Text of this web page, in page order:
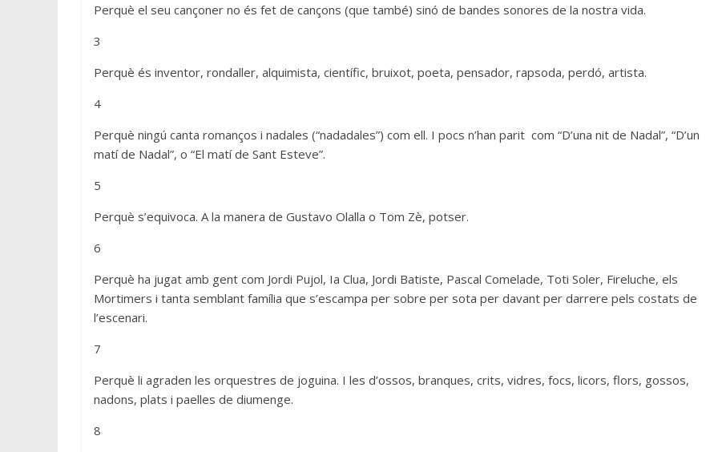
Perquè el seu cançoner no és fet de cançons (que també) sinó de bandes sonores de la nostra vida.
3
Perquè és inventor, rondaller, alquimista, científic, bruixot, poeta, pensador, rapsoda, perdó, artista.
4
Perquè ningú canta romanços i nadales (“nadadales”) com ell. I pocs n’han parit com “D’una nit de Nadal”, “D’un
matí de Nadal”, o “El matí de Sant Esteve”.
5
Perquè s’equivoca. A la manera de Gustavo Olalla o Tom Zè, potser.
6
Perquè ha jugat amb gent com Jordi Pujol, Ia Clua, Jordi Batiste, Pascal Comelade, Toti Soler, Fireluche, els
Mortimers i tanta semblant família que s’escampa per sobre per sota per davant per darrere pels costats de
l’escenari.
7
Perquè li agraden les orquestres de joguina. I les d’ossos, branques, crits, vidres, focs, licors, flors, gossos,
nadons, plats i paelles de diumenge.
8